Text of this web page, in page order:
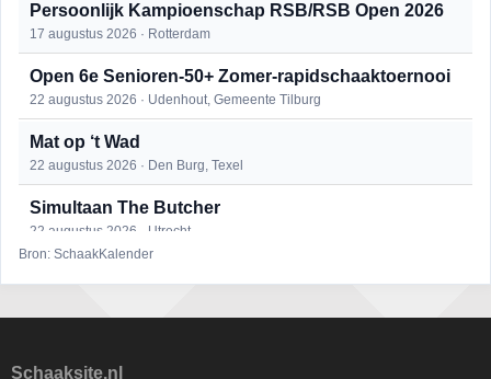
Persoonlijk Kampioenschap RSB/RSB Open 2026
17 augustus 2026 · Rotterdam
Open 6e Senioren-50+ Zomer-rapidschaaktoernooi
22 augustus 2026 · Udenhout, Gemeente Tilburg
Mat op ‘t Wad
22 augustus 2026 · Den Burg, Texel
Simultaan The Butcher
22 augustus 2026 · Utrecht
25 augustus 2026 · Bunschoten-Spakenburg
Bron: SchaakKalender
Schaaksite.nl